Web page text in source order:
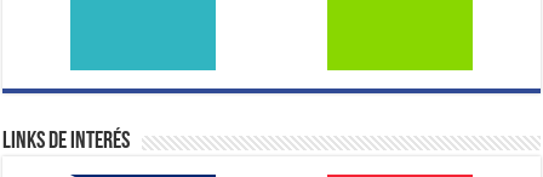
Links de Interés